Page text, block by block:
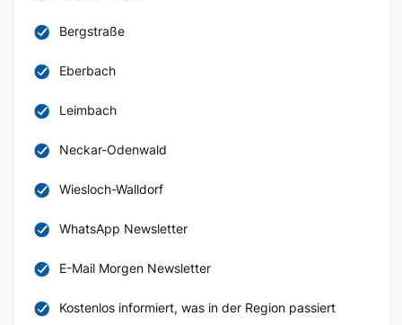
Bergstraße
Eberbach
Leimbach
Neckar-Odenwald
Wiesloch-Walldorf
WhatsApp Newsletter
E-Mail Morgen Newsletter
Kostenlos informiert, was in der Region passiert